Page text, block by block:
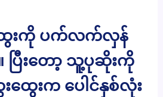
ေးကို ပက်လက်လှန်
းတော့ သူ့ပုဆိုးကို
ထွေးက ပေါင်နှစ်လုံး